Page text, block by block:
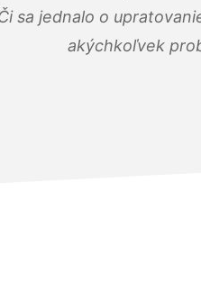
sa jednalo o
akýchkoľvek